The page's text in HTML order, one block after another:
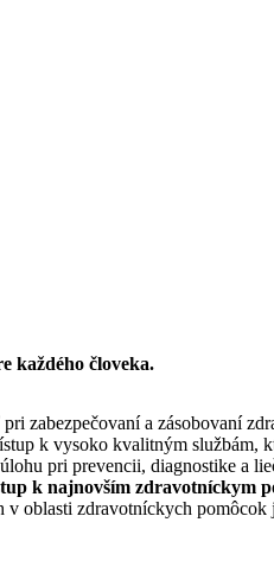
každého človeka.
zabezpečovaní a zásobovaní
k vysoko kvalitným službám,
pri prevencii, diagnostike a
k najnovším zdravotníckym
oblasti zdravotníckych